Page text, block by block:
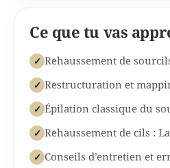
Ce que tu vas
✓ Rehaussement de
✓ Restructuration et
✓ Épilation classique du
✓ Rehaussement de cils :
✓ Conseils d’entretien et